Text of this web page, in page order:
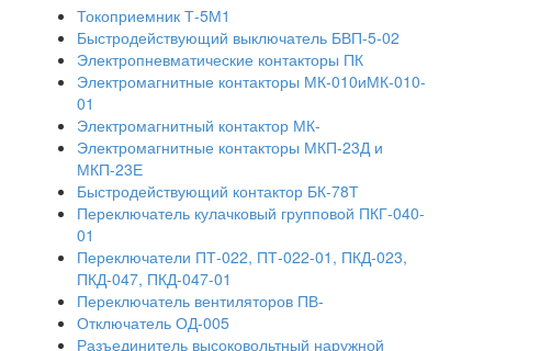
Токоприемник Т-5М1
Быстродействующий выключатель БВП-5-02
Электропневматические контакторы ПК
Электромагнитные контакторы МК-010иМК-010-
01
Электромагнитный контактор МК-
Электромагнитные контакторы МКП-23Д и
МКП-23Е
Быстродействующий контактор БК-78Т
Переключатель кулачковый групповой ПКГ-040-
01
Переключатели ПТ-022, ПТ-022-01, ПКД-023,
ПКД-047, ПКД-047-01
Переключатель вентиляторов ПВ-
Отключатель ОД-005
Разъединитель высоковольтный наружной